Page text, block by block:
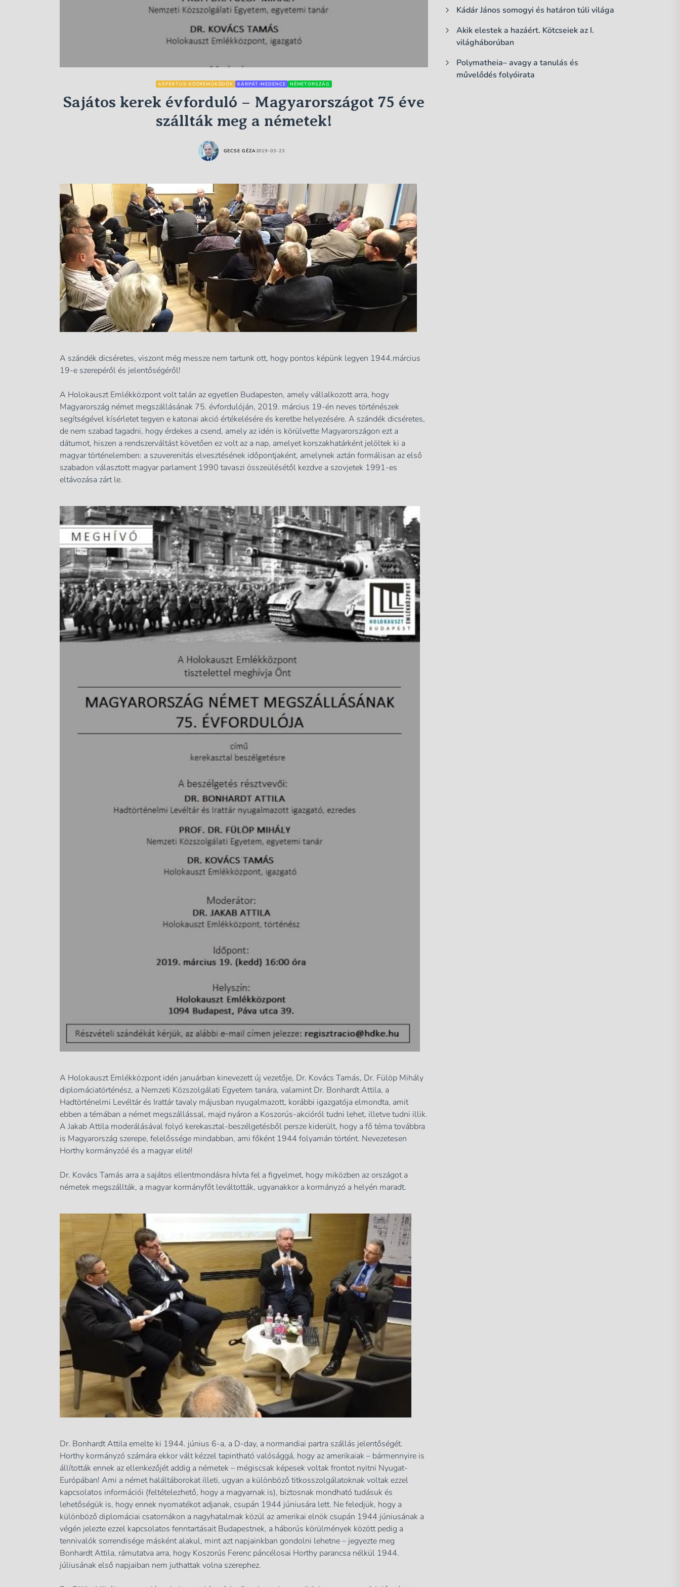
ASPEKTUS-KÖZREMŰKÖDŐK KÁRPÁT-MEDENCE NÉMETORSZÁG
Sajátos kerek évforduló – Magyarországot 75 éve
szállták meg a németek!
GECSE GÉZA2019-03-23
A szándék dicséretes, viszont még messze nem tartunk ott, hogy pontos képünk legyen 1944.március
19-e szerepéről és jelentőségéről!
A Holokauszt Emlékközpont volt talán az egyetlen Budapesten, amely vállalkozott arra, hogy
Magyarország német megszállásának 75. évfordulóján, 2019. március 19-én neves történészek
segítségével kísérletet tegyen e katonai akció értékelésére és keretbe helyezésére. A szándék dicséretes,
de nem szabad tagadni, hogy érdekes a csend, amely az idén is körülvette Magyarországon ezt a
dátumot, hiszen a rendszerváltást követően ez volt az a nap, amelyet korszakhatárként jelöltek ki a
magyar történelemben: a szuverenitás elvesztésének időpontjaként, amelynek aztán formálisan az első
szabadon választott magyar parlament 1990 tavaszi összeülésétől kezdve a szovjetek 1991-es
eltávozása zárt le.
A Holokauszt Emlékközpont idén januárban kinevezett új vezetője, Dr. Kovács Tamás, Dr. Fülöp Mihály
diplomáciatörténész, a Nemzeti Közszolgálati Egyetem tanára, valamint Dr. Bonhardt Attila, a
Hadtörténelmi Levéltár és Irattár tavaly májusban nyugalmazott, korábbi igazgatója elmondta, amit
ebben a témában a német megszállással, majd nyáron a Koszorús-akcióról tudni lehet, illetve tudni illik.
A Jakab Attila moderálásával folyó kerekasztal-beszélgetésből persze kiderült, hogy a fő téma továbbra
is Magyarország szerepe, felelőssége mindabban, ami főként 1944 folyamán történt. Nevezetesen
Horthy kormányzóé és a magyar elité!
Dr. Kovács Tamás arra a sajátos ellentmondásra hívta fel a figyelmet, hogy miközben az országot a
németek megszállták, a magyar kormányfőt leváltották, ugyanakkor a kormányzó a helyén maradt.
Dr. Bonhardt Attila emelte ki 1944. június 6-a, a D-day, a normandiai partra szállás jelentőségét.
Horthy kormányzó számára ekkor vált kézzel tapintható valósággá, hogy az amerikaiak – bármennyire is
állították ennek az ellenkezőjét addig a németek – mégiscsak képesek voltak frontot nyitni Nyugat-
Európában! Ami a német haláltáborokat illeti, ugyan a különböző titkosszolgálatoknak voltak ezzel
kapcsolatos információi (feltételezhető, hogy a magyarnak is), biztosnak mondható tudásuk és
lehetőségük is, hogy ennek nyomatékot adjanak, csupán 1944 júniusára lett. Ne feledjük, hogy a
különböző diplomáciai csatornákon a nagyhatalmak közül az amerikai elnök csupán 1944 júniusának a
végén jelezte ezzel kapcsolatos fenntartásait Budapestnek, a háborús körülmények között pedig a
tennivalók sorrendisége másként alakul, mint azt napjainkban gondolni lehetne – jegyezte meg
Bonhardt Attila, rámutatva arra, hogy Koszorús Ferenc páncélosai Horthy parancsa nélkül 1944.
júliusának első napjaiban nem juthattak volna szerephez.
Kádár János somogyi és határon túli világa
Akik elestek a hazáért. Kötcseiek az I.
világháborúban
Polymatheia– avagy a tanulás és
művelődés folyóirata